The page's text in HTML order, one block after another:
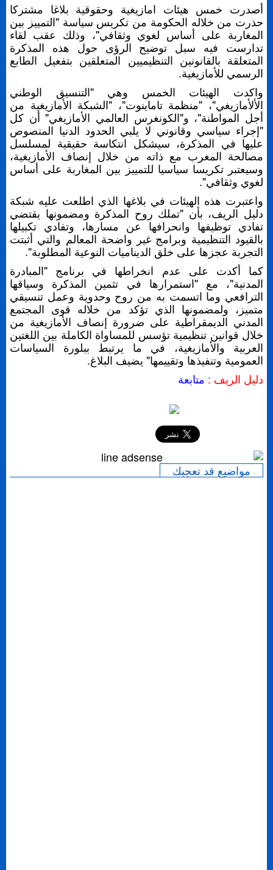
أصدرت خمس هيئات امازيغية وحقوقية بلاغا مشتركا
حذرت من خلاله الحكومة من تكريس سياسة "التمييز بين
المغاربة على أساس لغوي وثقافي"، وذلك عقب لقاء
تدارست فيه سبل توضيح الرؤى حول هذه المذكرة
المتعلقة بالقانونين التنظيميين المتعلقين بتفعيل الطابع
الرسمي للأمازيغية.
واكدت الهيئات الخمس وهي "التنسيق الوطني
الألأمازيغي"، "منظمة تاماينوت"، "الشبكة الأمازيغية من
أجل المواطنة"، و"الكونغرس العالمي الأمازيغي" أن كل
"إجراء سياسي وقانوني لا يلبي الحدود الدنيا المنصوص
عليها في المذكرة، سيشكل انتكاسة حقيقية لمسلسل
مصالحة المغرب مع ذاته من خلال إنصاف الأمازيغية،
وسيعتبر تكريسا سياسيا للتمييز بين المغاربة على أساس
لغوي وثقافي".
واعتبرت هذه الهيئات في بلاغها الذي اطلعت عليه شبكة
دليل الريف، بأن "تملك روح المذكرة ومضمونها يقتضي
تفادي توظيفها وانحرافها عن مسارها، وتفادي تكبيلها
بالقيود التنظيمية وبرامج غير واضحة المعالم والتي أثبتت
التجربة عجزها على خلق الديناميات النوعية المطلوبة".
كما أكدت على عدم انخراطها في برنامج "المبادرة
المدنية"، مع "استمرارها في تثمين المذكرة وسياقها
الترافعي وما اتسمت به من روح وحدوية وعمل تنسيقي
متميز، ولمضمونها الذي تؤكد من خلاله قوى المجتمع
المدني الديمقراطية على ضرورة إنصاف الأمازيغية من
خلال قوانين تنظيمية تؤسس للمساواة الكاملة بين اللغتين
العربية والأمازيغية، في ما يرتبط ببلورة السياسات
العمومية وتنفيذها وتقييمها" يضيف البلاغ.
دليل الريف : متابعة
مواضيع قد تعجبك